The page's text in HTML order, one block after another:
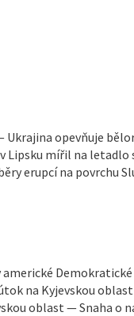
opevňuje
Lipsku mířil na letadlo
erupcí na povrchu
americké
na Kyjevskou
oblast — Snaha o